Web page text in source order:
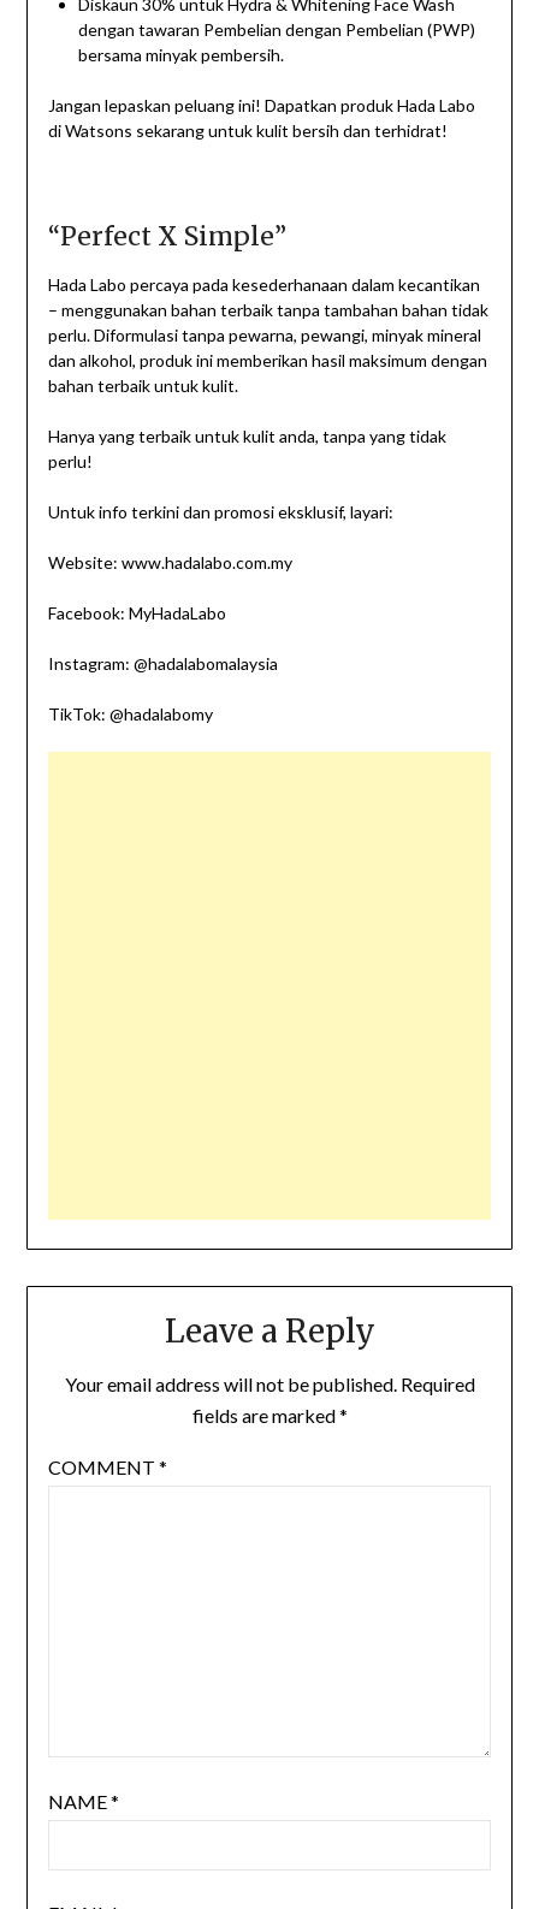
Diskaun 30% untuk Hydra & Whitening Face Wash
dengan tawaran Pembelian dengan Pembelian (PWP)
bersama minyak pembersih.
Jangan lepaskan peluang ini! Dapatkan produk Hada Labo
di Watsons sekarang untuk kulit bersih dan terhidrat!
“Perfect X Simple”
Hada Labo percaya pada kesederhanaan dalam kecantikan
– menggunakan bahan terbaik tanpa tambahan bahan tidak
perlu. Diformulasi tanpa pewarna, pewangi, minyak mineral
dan alkohol, produk ini memberikan hasil maksimum dengan
bahan terbaik untuk kulit.
Hanya yang terbaik untuk kulit anda, tanpa yang tidak
perlu!
Untuk info terkini dan promosi eksklusif, layari:
Website: www.hadalabo.com.my
Facebook: MyHadaLabo
Instagram: @hadalabomalaysia
TikTok: @hadalabomy
Leave a Reply
Your email address will not be published. Required
fields are marked*
COMMENT *
NAME*